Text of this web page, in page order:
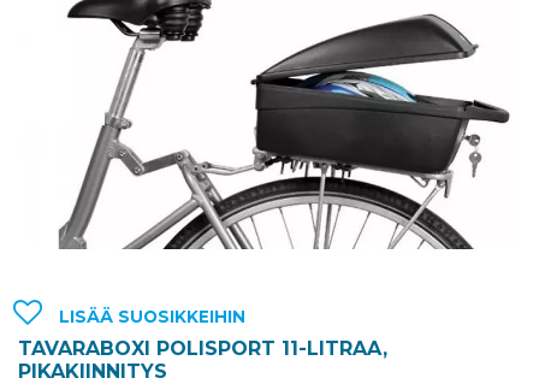
LISÄÄ SUOSIKKEIHIN
TAVARABOXI POLISPORT 11-LITRAA,
PIKAKIINNITYS